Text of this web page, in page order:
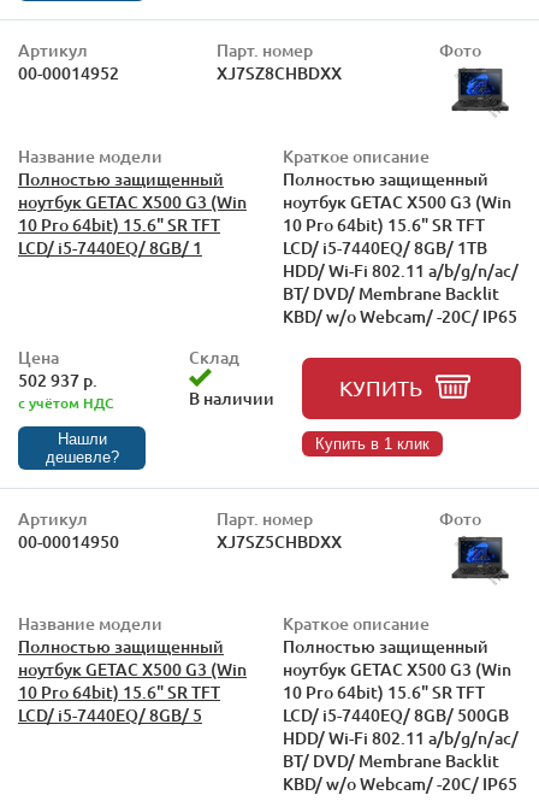
Артикул
00-00014952
Парт. номер
XJ7SZ8CHBDXX
Фото
Название модели
Полностью защищенный
ноутбук GETAC X500 G3 (Win
10 Pro 64bit) 15.6" SR TFT
LCD/ i5-7440EQ/ 8GB/ 1
Краткое описание
Полностью защищенный
ноутбук GETAC X500 G3 (Win
10 Pro 64bit) 15.6" SR TFT
LCD/ i5-7440EQ/ 8GB/ 1TB
HDD/ Wi-Fi 802.11 a/b/g/n/ac/
BT/ DVD/ Membrane Backlit
KBD/ w/o Webcam/ -20C/ IP65
Цена
502 937 р.
с учётом НДС
Нашли
дешевле?
Склад
В наличии
КУПИТЬ
Купить в 1 клик
Артикул
00-00014950
Парт. номер
XJ7SZ5CHBDXX
Фото
Название модели
Полностью защищенный
ноутбук GETAC X500 G3 (Win
10 Pro 64bit) 15.6" SR TFT
LCD/ i5-7440EQ/ 8GB/ 5
Краткое описание
Полностью защищенный
ноутбук GETAC X500 G3 (Win
10 Pro 64bit) 15.6" SR TFT
LCD/ i5-7440EQ/ 8GB/ 500GB
HDD/ Wi-Fi 802.11 a/b/g/n/ac/
BT/ DVD/ Membrane Backlit
KBD/ w/o Webcam/ -20C/ IP65